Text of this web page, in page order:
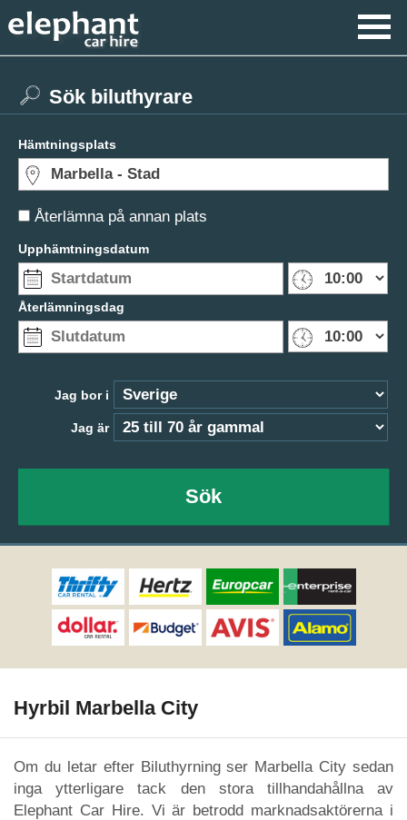
Återlämna på annan plats
Sök biluthyrare
Hämtningsplats
Upphämtningsdatum
Återlämningsdag
Jag bor i
Jag är
Sök
Hyrbil Marbella City
Om du letar efter Biluthyrning ser Marbella City sedan
inga ytterligare tack den stora tillhandahållna av
Elephant Car Hire. Vi är betrodd marknadsaktörerna i